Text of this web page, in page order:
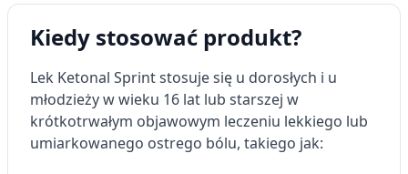
Kiedy stosować produkt?
Lek Ketonal Sprint stosuje się u dorosłych i u
młodzieży w wieku 16 lat lub starszej w
krótkotrwałym objawowym leczeniu lekkiego lub
umiarkowanego ostrego bólu, takiego jak: